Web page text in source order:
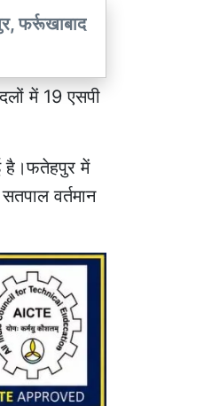
फर्रूखाबाद
में 19 एसपी
है।फतेहपुर में
वर्तमान